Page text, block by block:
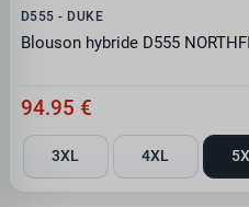
D555 - DUKE
Blouson hybride D555
94.95 €
3XL 4XL